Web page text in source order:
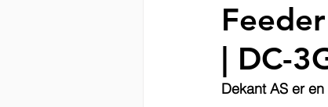
ANDREW an
| DC-
Dekant AS er